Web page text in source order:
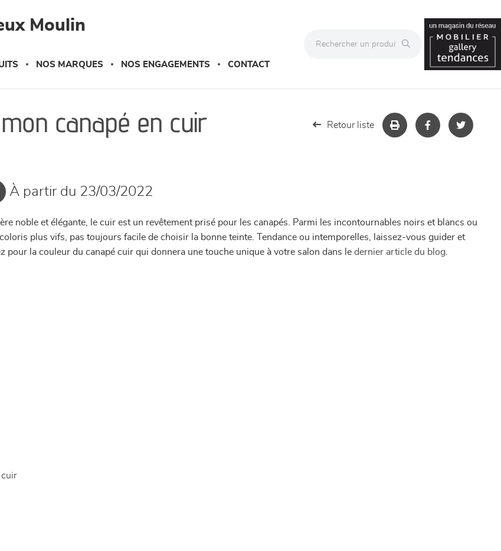
Moulin
NOS MARQUES NOS ENGAGEMENTS CONTACT
canapé en cuir
Retour liste
À partir du 23/03/2022
noble et élégante, le cuir est un revêtement prisé pour les canapés. Parmi les incontournables noirs et blancs ou
plus vifs, pas toujours facile de choisir la bonne teinte. Tendance ou intemporelles, laissez-vous guider et
pour la couleur du canapé cuir qui donnera une touche unique à votre salon dans ledernier article du blog